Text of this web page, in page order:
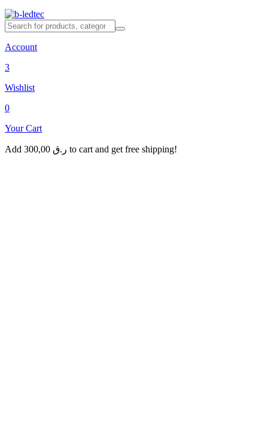
Account
3
Wishlist
0
Your Cart
Add 300,00 ر.ق to cart and get free shipping!